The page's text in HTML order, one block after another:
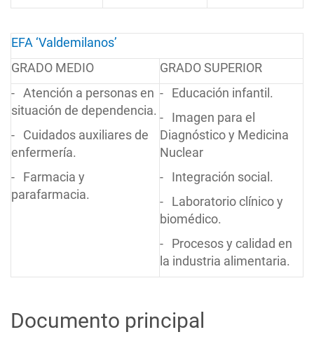
EFA ‘Valdemilanos’
GRADO MEDIO
GRADO SUPERIOR
- Atención a personas en
situación de dependencia.
- Cuidados auxiliares de
enfermería.
- Farmacia y
parafarmacia.
- Educación infantil.
- Imagen para el
Diagnóstico y Medicina
Nuclear
- Integración social.
- Laboratorio clínico y
biomédico.
- Procesos y calidad en
la industria alimentaria.
Documento principal